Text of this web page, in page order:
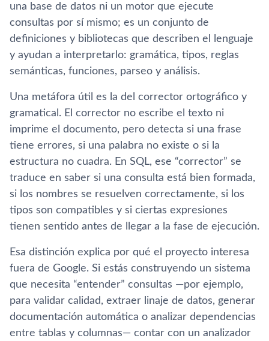
una base de datos ni un motor que ejecute
consultas por sí mismo; es un conjunto de
definiciones y bibliotecas que describen el lenguaje
y ayudan a interpretarlo: gramática, tipos, reglas
semánticas, funciones, parseo y análisis.
Una metáfora útil es la del corrector ortográfico y
gramatical. El corrector no escribe el texto ni
imprime el documento, pero detecta si una frase
tiene errores, si una palabra no existe o si la
estructura no cuadra. En SQL, ese “corrector” se
traduce en saber si una consulta está bien formada,
si los nombres se resuelven correctamente, si los
tipos son compatibles y si ciertas expresiones
tienen sentido antes de llegar a la fase de ejecución.
Esa distinción explica por qué el proyecto interesa
fuera de Google. Si estás construyendo un sistema
que necesita “entender” consultas —por ejemplo,
para validar calidad, extraer linaje de datos, generar
documentación automática o analizar dependencias
entre tablas y columnas— contar con un analizador